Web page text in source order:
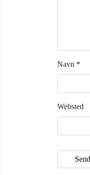
Navn *
Websted